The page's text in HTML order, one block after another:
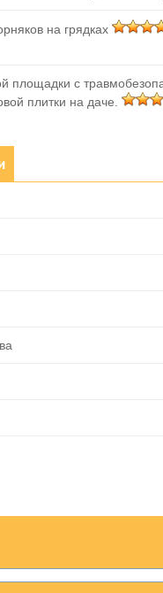
на грядках
площадки с
плитки на даче.